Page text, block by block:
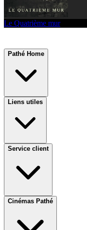
Le Quatrième mur
Pathé Home
Liens utiles
Service client
Cinémas Pathé